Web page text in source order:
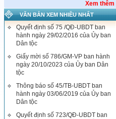
Xem thêm
VĂN BẢN XEM NHIỀU NHẤT
Quyết định số 75 /QĐ-UBDT ban
hành ngày 29/02/2016 của Ủy ban
Dân tộc
Giấy mời số 786/GM-VP ban hành
ngày 20/10/2023 của Ủy ban Dân
tộc
Thông báo số 45/TB-UBDT ban
hành ngày 03/06/2019 của Ủy ban
Dân tộc
Quyết định số 723/QĐ-UBDT ban